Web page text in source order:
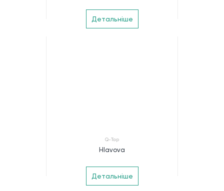
Детальніше
Q-Tap
Hlavova
Детальніше